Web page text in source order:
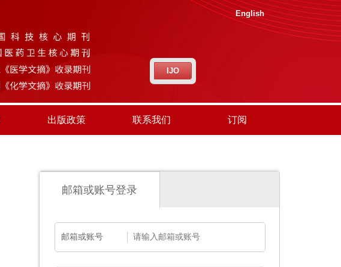
English
IJO
出版政策 联系我们 订阅
邮箱或账号登录
邮箱或账号